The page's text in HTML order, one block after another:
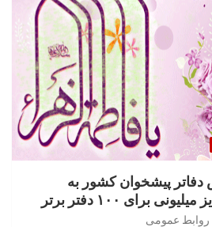
دفاتر پیشخوان کشور به
برای ۱۰۰ دفتر برتر
روابط عمومی